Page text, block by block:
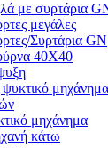
με συρτάρια
μεγάλες
Συρτάρια GN
40Χ40
μηχάνημα
μηχάνημα
κάτω